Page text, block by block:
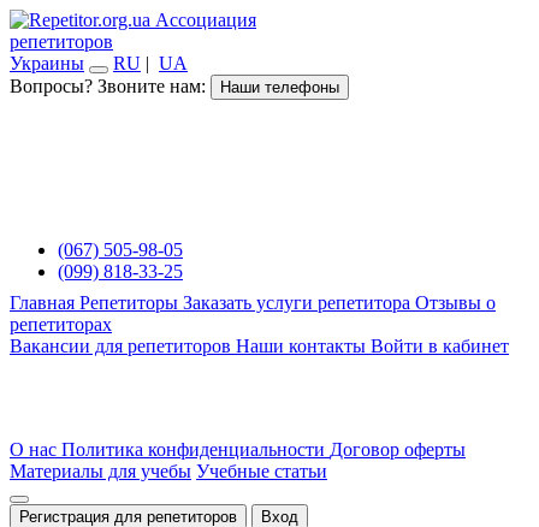
Ассоциация
репетиторов
Украины
RU | UA
Вопросы? Звоните нам:
Наши телефоны
(067) 505-98-05
(099) 818-33-25
Главная Репетиторы Заказать услуги репетитора Отзывы о
репетиторах
Вакансии для репетиторов Наши контакты Войти в кабинет
О нас Политика конфиденциальности Договор оферты
Материалы для учебы Учебные статьи
Регистрация для репетиторов Вход